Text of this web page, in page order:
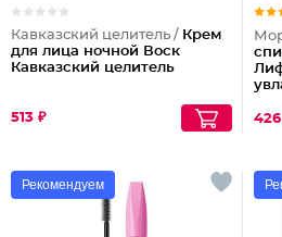
Кавказский целитель / Крем
для лица ночной Воск
Кавказский целитель
513 ₽
Рекомендуем